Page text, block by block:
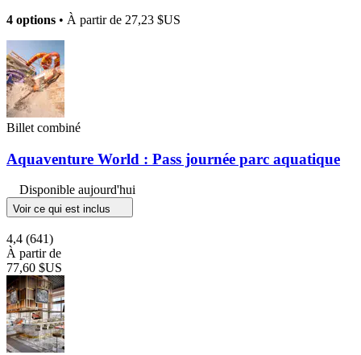
4 options • À partir de 27,23 $US
Billet combiné
Aquaventure World : Pass journée parc aquatique
Disponible aujourd'hui
Voir ce qui est inclus
4,4 (641)
À partir de
77,60 $US